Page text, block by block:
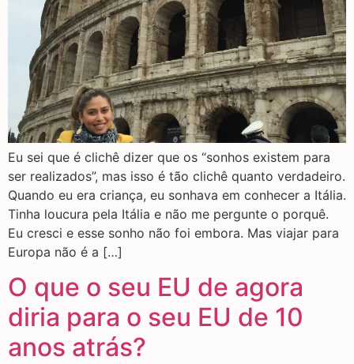
Eu sei que é clichê dizer que os “sonhos existem para
ser realizados”, mas isso é tão clichê quanto verdadeiro.
Quando eu era criança, eu sonhava em conhecer a Itália.
Tinha loucura pela Itália e não me pergunte o porquê.
Eu cresci e esse sonho não foi embora. Mas viajar para
Europa não é a […]
O que o seu EU de agora
diria para o seu EU de 10
anos atrás?